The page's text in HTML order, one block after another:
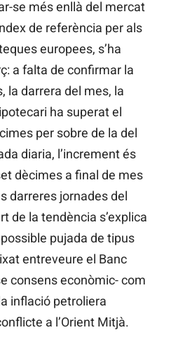
se més enllà del mercat
de referència per als
europees, s’ha
a falta de confirmar la
la darrera del mes, la
ha superat el
per sobre de la del
diaria, l’increment és
dècimes a final de mes
darreres jornades del
de la tendència s’explica
pujada de tipus
entreveure el Banc
consens econòmic- com
inflació petroliera
a l’Orient Mitjà.